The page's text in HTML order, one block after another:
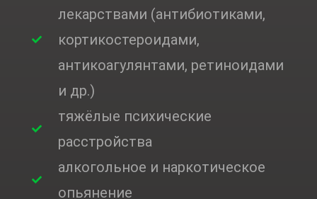
лекарствами (антибиотиками,
кортикостероидами,
антикоагулянтами, ретиноидами
и др.)
тяжёлые психические
расстройства
алкогольное и наркотическое
опьянение